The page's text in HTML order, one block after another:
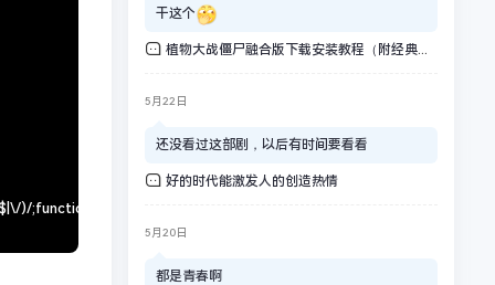
干这个
植物大战僵尸融合版下载安装教程（附经典版）
5月22日
还没看过这部剧，以后有时间要看看
好的时代能激发人的创造热情
5月20日
都是青春啊